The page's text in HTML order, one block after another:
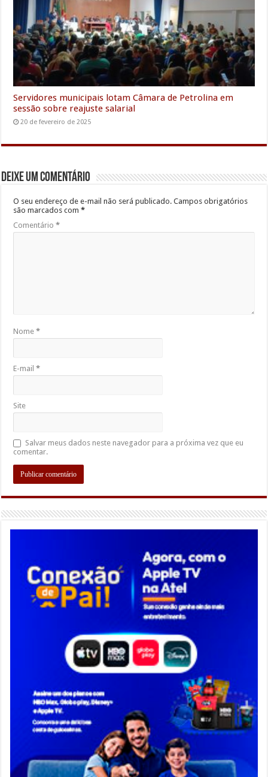
Servidores municipais lotam Câmara de Petrolina em
sessão sobre reajuste salarial
20 de fevereiro de 2025
Deixe um comentário
O seu endereço de e-mail não será publicado. Campos obrigatórios
são marcados com*
Comentário*
Nome*
E-mail*
Site
Salvar meus dados neste navegador para a próxima vez que eu
comentar.